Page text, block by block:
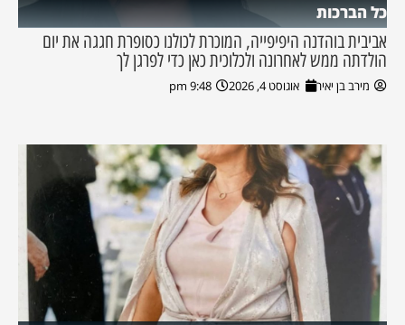
כל הברכות
אביבית בוהדנה היפיפייה, המוכרת לכולנו כסופרת חגגה את יום
הולדתה ממש לאחרונה ולכלוכית כאן כדי לפרגן לך
מירב בן יאיר אוגוסט 4, 2026 9:48 pm